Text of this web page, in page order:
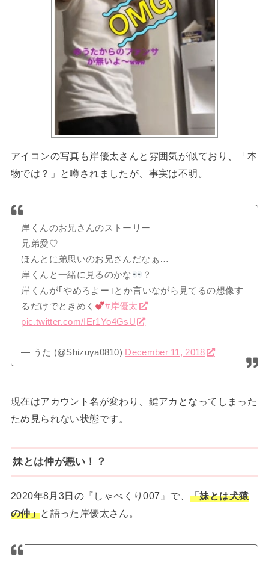
アイコンの写真も岸優太さんと雰囲気が似ており、「本
物では？」と噂されましたが、事実は不明。
岸くんのお兄さんのストーリー
兄弟愛♡
ほんとに弟思いのお兄さんだなぁ…
岸くんと一緒に見るのかな
？
岸くんが｢やめろよー｣とか言いながら見てるの想像す
るだけでときめく
#岸優太
pic.twitter.com/IEr1Yo4GsU
— うた (@Shizuya0810) December 11, 2018
現在はアカウント名が変わり、鍵アカとなってしまった
ため見られない状態です。
妹とは仲が悪い！？
2020年8月3日の『しゃべくり007』で、 「妹とは犬猿
の仲」と語った岸優太さん。